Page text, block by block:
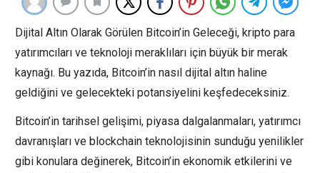
Dijital Altın Olarak Görülen Bitcoin’in Geleceği, kripto para
yatırımcıları ve teknoloji meraklıları için büyük bir merak
kaynağı. Bu yazıda, Bitcoin’in nasıl dijital altın haline
geldiğini ve gelecekteki potansiyelini keşfedeceksiniz.
Bitcoin’in tarihsel gelişimi, piyasa dalgalanmaları, yatırımcı
davranışları ve blockchain teknolojisinin sunduğu yenilikler
gibi konulara değinerek, Bitcoin’in ekonomik etkilerini ve